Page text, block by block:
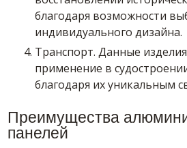
благодаря возможности
индивидуального дизайна.
Транспорт. Данные
применение в
благодаря их уникальным
Преимущества
панелей